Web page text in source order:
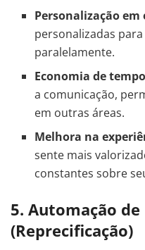
Personalização em
personalizadas
paralelamente.
Economia de tempo
a comunicação,
em outras áreas.
Melhora na
sente mais
constantes sobre
5. Automação de
(Reprecificação)